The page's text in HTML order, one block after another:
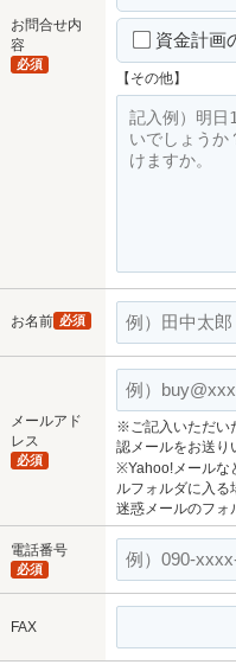
お問合せ内
容
必須
資金計画
【その他】
お名前 必須
メールアド
レス
必須
※ご記入いただい
認メールをお送り
※Yahoo!メールな
ルフォルダに入る
迷惑メールのフォ
電話番号
必須
FAX